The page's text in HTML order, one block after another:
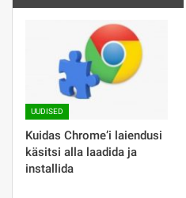
UUDISED
Kuidas Chrome’i laiendusi
käsitsi alla laadida ja
installida